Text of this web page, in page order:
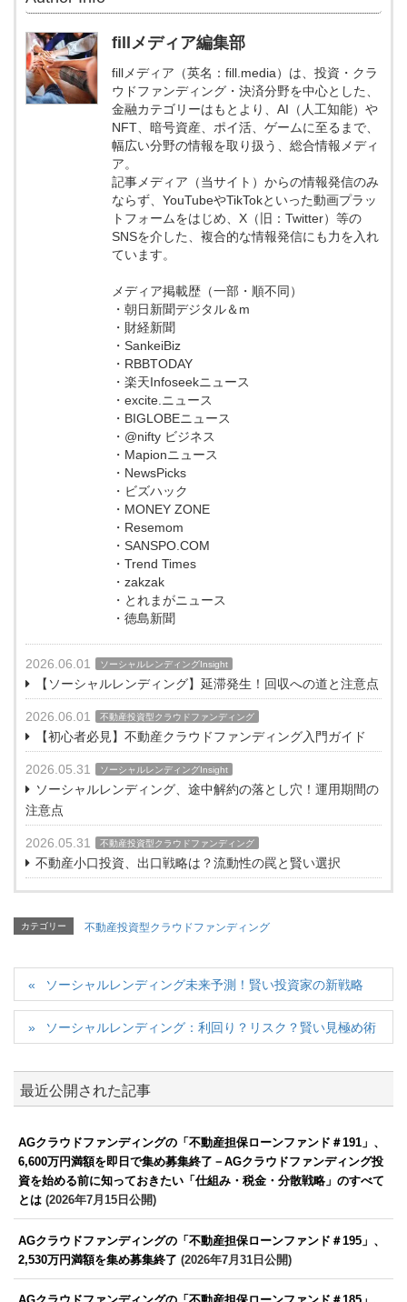
fillメディア編集部
fillメディア（英名：fill.media）は、投資・クラ
ウドファンディング・決済分野を中心とした、
金融カテゴリーはもとより、AI（人工知能）や
NFT、暗号資産、ポイ活、ゲームに至るまで、
幅広い分野の情報を取り扱う、総合情報メディ
ア。
記事メディア（当サイト）からの情報発信のみ
ならず、YouTubeやTikTokといった動画プラッ
トフォームをはじめ、X（旧：Twitter）等の
SNSを介した、複合的な情報発信にも力を入れ
ています。
メディア掲載歴（一部・順不同）
・朝日新聞デジタル＆m
・財経新聞
・SankeiBiz
・RBBTODAY
・楽天Infoseekニュース
・excite.ニュース
・BIGLOBEニュース
・@nifty ビジネス
・Mapionニュース
・NewsPicks
・ビズハック
・MONEY ZONE
・Resemom
・SANSPO.COM
・Trend Times
・zakzak
・とれまがニュース
・徳島新聞
2026.06.01 ソーシャルレンディングInsight
【ソーシャルレンディング】延滞発生！回収への道と注意点
2026.06.01 不動産投資型クラウドファンディング
【初心者必見】不動産クラウドファンディング入門ガイド
2026.05.31 ソーシャルレンディングInsight
ソーシャルレンディング、途中解約の落とし穴！運用期間の
注意点
2026.05.31 不動産投資型クラウドファンディング
不動産小口投資、出口戦略は？流動性の罠と賢い選択
カテゴリー 不動産投資型クラウドファンディング
ソーシャルレンディング未来予測！賢い投資家の新戦略
ソーシャルレンディング：利回り？リスク？賢い見極め術
最近公開された記事
AGクラウドファンディングの「不動産担保ローンファンド＃191」、
6,600万円満額を即日で集め募集終了－AGクラウドファンディング投
資を始める前に知っておきたい「仕組み・税金・分散戦略」のすべて
とは (2026年7月15日公開)
AGクラウドファンディングの「不動産担保ローンファンド＃195」、
2,530万円満額を集め募集終了 (2026年7月31日公開)